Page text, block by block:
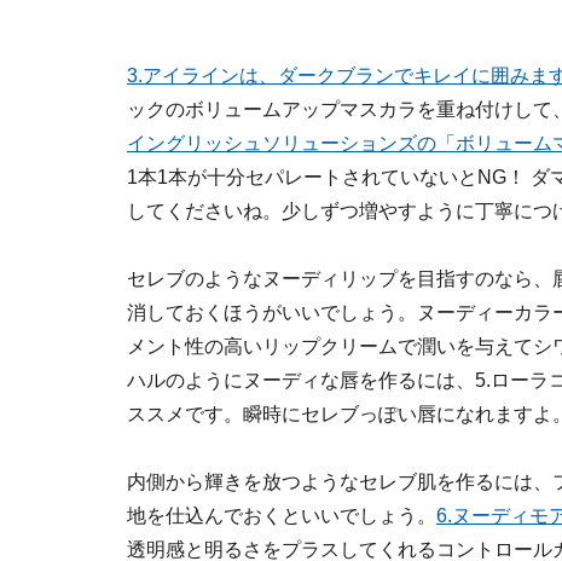
3.アイラインは、ダークブランでキレイに囲みます
ックのボリュームアップマスカラを重ね付けして
イングリッシュソリューションズの「ボリューム
1本1本が十分セパレートされていないとNG！
してくださいね。少しずつ増やすように丁寧につ
セレブのようなヌーディリップを目指すのなら
消しておくほうがいいでしょう。ヌーディーカ
メント性の高いリップクリームで潤いを与えて
ハルのようにヌーディな唇を作るには、5.ローラ
ススメです。瞬時にセレブっぽい唇になれますよ。
内側から輝きを放つようなセレブ肌を作るには
地を仕込んでおくといいでしょう。 6.ヌーディモ
透明感と明るさをプラスしてくれるコントロー